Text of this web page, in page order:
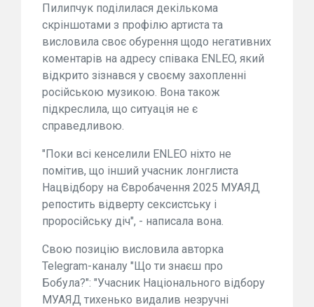
Пилипчук поділилася декількома
скріншотами з профілю артиста та
висловила своє обурення щодо негативних
коментарів на адресу співака ENLEO, який
відкрито зізнався у своєму захопленні
російською музикою. Вона також
підкреслила, що ситуація не є
справедливою.
"Поки всі кенселили ENLEO ніхто не
помітив, що інший учасник лонглиста
Нацвідбору на Євробачення 2025 МУАЯД
репостить відверту сексистську і
проросійську діч", - написала вона.
Свою позицію висловила авторка
Telegram-каналу "Що ти знаєш про
Бобула?": "Учасник Національного відбору
МУАЯД тихенько видалив незручні